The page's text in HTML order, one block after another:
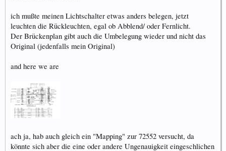
ich mußte meinen Lichtschalter etwas anders belegen, jetzt
leuchten die Rückleuchten, egal ob Abblend/ oder Fernlicht.
Der Brückenplan gibt auch die Umbelegung wieder und nicht das
Original (jedenfalls mein Original)
and here we are
ach ja, hab auch gleich ein "Mapping" zur 72552 versucht, da
könnte sich aber die eine oder andere Ungenauigkeit eingeschlichen